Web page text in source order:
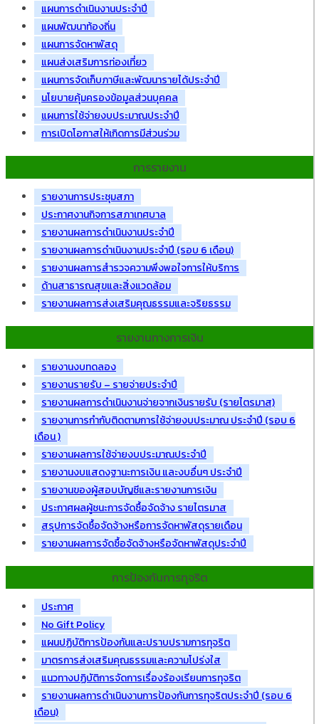
แผนการดำเนินงานประจำปี
แผนพัฒนาท้องถิ่น
แผนการจัดหาพัสดุ
แผนส่งเสริมการท่องเที่ยว
แผนการจัดเก็บภาษีและพัฒนารายได้ประจำปี
นโยบายคุ้มครองข้อมูลส่วนบุคคล
แผนการใช้จ่ายงบประมาณประจำปี
การเปิดโอกาสให้เกิดการมีส่วนร่วม
การรายงาน
รายงานการประชุมสภา
ประกาศงานกิจการสภาเทศบาล
รายงานผลการดำเนินงานประจำปี
รายงานผลการดำเนินงานประจำปี (รอบ 6 เดือน)
รายงานผลการสำรวจความพึงพอใจการให้บริการ
ด้านสาธารณสุขและสิ่งแวดล้อม
รายงานผลการส่งเสริมคุณธรรมและจริยธรรม
รายงานทางการเงิน
รายงานงบทดลอง
รายงานรายรับ – รายจ่ายประจำปี
รายงานผลการดำเนินงานจ่ายจากเงินรายรับ (รายไตรมาส)
รายงานการกำกับติดตามการใช้จ่ายงบประมาณ ประจำปี (รอบ 6
เดือน )
รายงานผลการใช้จ่ายงบประมาณประจำปี
รายงานงบแสดงฐานะการเงิน และงบอื่นๆ ประจำปี
รายงานของผู้สอบบัญชีและรายงานการเงิน
ประกาศผลผู้ชนะการจัดซื้อจัดจ้าง รายไตรมาส
สรุปการจัดซื้อจัดจ้างหรือการจัดหาพัสดุรายเดือน
รายงานผลการจัดซื้อจัดจ้างหรือจัดหาพัสดุประจำปี
การป้องกันการทุจริต
ประกาศ
No Gift Policy
แผนปฏิบัติการป้องกันและปราบปรามการทุจริต
มาตรการส่งเสริมคุณธรรมและความโปร่งใส
แนวทางปฏิบัติการจัดการเรื่องร้องเรียนการทุจริต
รายงานผลการดำเนินงานการป้องกันการทุจริตประจำปี (รอบ 6
เดือน)